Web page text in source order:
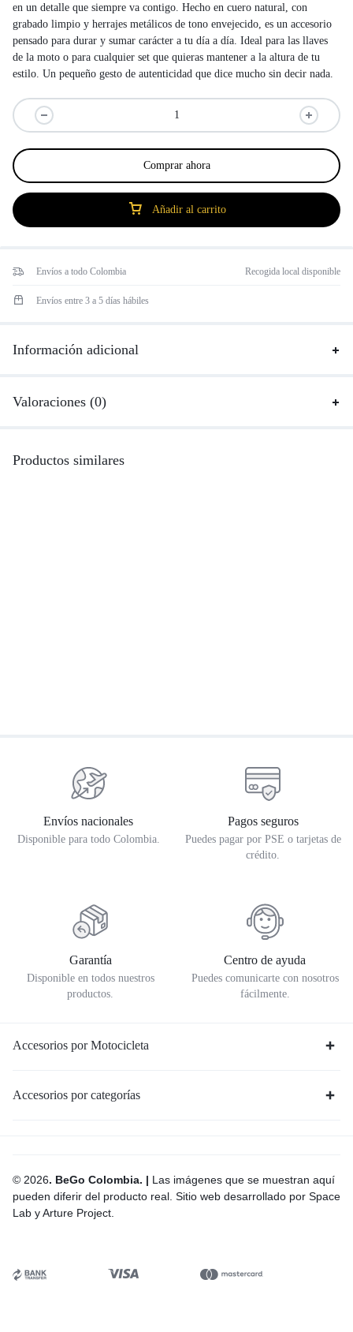
en un detalle que siempre va contigo. Hecho en cuero natural, con
grabado limpio y herrajes metálicos de tono envejecido, es un accesorio
pensado para durar y sumar carácter a tu día a día. Ideal para las llaves
de la moto o para cualquier set que quieras mantener a la altura de tu
estilo. Un pequeño gesto de autenticidad que dice mucho sin decir nada.
Añadir al carrito
Comprar ahora
Envíos a todo Colombia Recogida local disponible
Envíos entre 3 a 5 días hábiles
Información adicional
Valoraciones (0)
Productos similares
Envíos nacionales
Disponible para todo Colombia.
Pagos seguros
Puedes pagar por PSE o tarjetas de
crédito.
Garantía
Disponible en todos nuestros
productos.
Centro de ayuda
Puedes comunicarte con nosotros
fácilmente.
Accesorios por Motocicleta
Accesorios por categorías
© 2026. BeGo Colombia. | Las imágenes que se muestran aquí
pueden diferir del producto real. Sitio web desarrollado por Space
Lab y Arture Project.